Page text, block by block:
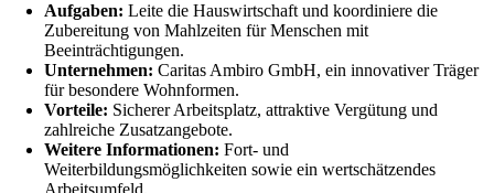
Aufgaben: Leite die Hauswirtschaft und koordiniere die
Zubereitung von Mahlzeiten für Menschen mit
Beeinträchtigungen.
Unternehmen: Caritas Ambiro GmbH, ein innovativer Träger
für besondere Wohnformen.
Vorteile: Sicherer Arbeitsplatz, attraktive Vergütung und
zahlreiche Zusatzangebote.
Weitere Informationen: Fort- und
Weiterbildungsmöglichkeiten sowie ein wertschätzendes